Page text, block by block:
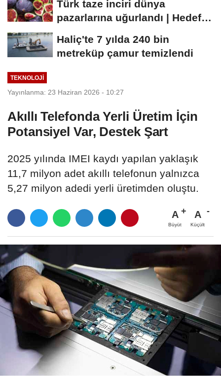
Türk taze inciri dünya
pazarlarına uğurlandı | Hedef
Haliç'te 7 yılda 240 bin
metreküp çamur temizlendi
TEKNOLOJI
Yayınlanma: 23 Haziran 2026 - 10:27
Akıllı Telefonda Yerli Üretim İçin
Potansiyel Var, Destek Şart
2025 yılında IMEI kaydı yapılan yaklaşık
11,7 milyon adet akıllı telefonun yalnızca
5,27 milyon adedi yerli üretimden oluştu.
A
Büyüt
A
Küçült